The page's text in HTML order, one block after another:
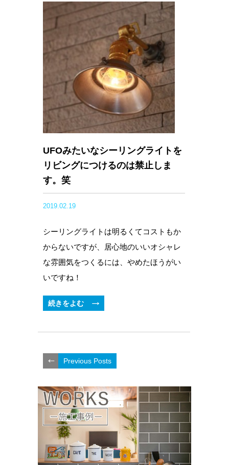
UFOみたいなシーリングライトを
リビングにつけるのは禁止しま
す。笑
2019.02.19
シーリングライトは明るくてコストもか
からないですが、居心地のいいオシャレ
な雰囲気をつくるには、やめたほうがい
いですね！
続きをよむ
Previous Posts